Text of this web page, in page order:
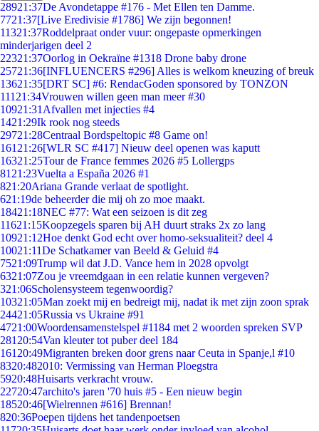
28921:37De Avondetappe #176 - Met Ellen ten Damme.
7721:37[Live Eredivisie #1786] We zijn begonnen!
11321:37Roddelpraat onder vuur: ongepaste opmerkingen
minderjarigen deel 2
22321:37Oorlog in Oekraïne #1318 Drone baby drone
25721:36[INFLUENCERS #296] Alles is welkom kneuzing of breuk
13621:35[DRT SC] #6: RendacGoden sponsored by TONZON
111 21:34Vrouwen willen geen man meer #30
10921:31 Afvallen met injecties #4
1421:29Ik rook nog steeds
29721:28Centraal Bordspeltopic #8 Game on!
161 21:26[WLR SC #417] Nieuw deel openen was kaputt
16321:25Tour de France femmes 2026 #5 Lollergps
81 21:23Vuelta a España 2026 #1
821:20Ariana Grande verlaat de spotlight.
621:19de beheerder die mij oh zo moe maakt.
18421:18NEC #77: Wat een seizoen is dit zeg
11621:15Koopzegels sparen bij AH duurt straks 2x zo lang
10921:12Hoe denkt God echt over homo-seksualiteit? deel 4
10021:11De Schatkamer van Beeld & Geluid #4
7521:09Trump wil dat J.D. Vance hem in 2028 opvolgt
6321:07Zou je vreemdgaan in een relatie kunnen vergeven?
321:06Scholensysteem tegenwoordig?
10321:05Man zoekt mij en bedreigt mij, nadat ik met zijn zoon sprak
24421:05Russia vs Ukraine #91
4721:00Woordensamenstelspel #1184 met 2 woorden spreken SVP
281 20:54Van kleuter tot puber deel 184
161 20:49Migranten breken door grens naar Ceuta in Spanje,l #10
8320:482010: Vermissing van Herman Ploegstra
5920:48Huisarts verkracht vrouw.
22720:47archito's jaren '70 huis #5 - Een nieuw begin
18520:46[Wielrennen #616] Brennan!
820:36Poepen tijdens het tandenpoetsen